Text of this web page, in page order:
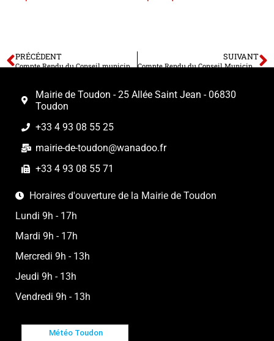
PRÉCÉDENT
Compte Rendu du Conseil municipal en séance à huis clos le 12 octobre 2022
SUIVANT
Compte Rendu du Conseil Municipal en séance publique le 09 décembre 2022
Mairie de Toudon - 25 Allée Saint Jean - 06830
Toudon
+33 4 93 08 55 25
mairie-de-toudon@wanadoo.fr
+33 4 93 08 55 71
Horaires d'ouverture de la Mairie de Toudon
Lundi 9h - 17h
Mardi 9h - 17h
Mercredi 9h - 13h
Jeudi 9h - 13h
Vendredi 9h - 13h